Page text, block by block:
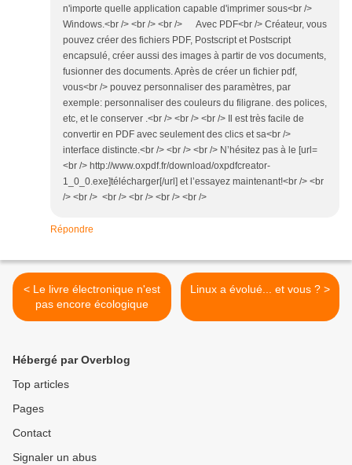
n'importe quelle application capable d'imprimer sous<br />
Windows.<br /> <br /> <br /> Avec PDF<br /> Créateur, vous
pouvez créer des fichiers PDF, Postscript et Postscript
encapsulé, créer aussi des images à partir de vos documents,
fusionner des documents. Après de créer un fichier pdf,
vous<br /> pouvez personnaliser des paramètres, par
exemple: personnaliser des couleurs du filigrane. des polices,
etc, et le conserver .<br /> <br /> <br /> Il est très facile de
convertir en PDF avec seulement des clics et sa<br />
interface distincte.<br /> <br /> <br /> N’hésitez pas à le [url=
<br /> http://www.oxpdf.fr/download/oxpdfcreator-
1_0_0.exe]télécharger[/url] et l’essayez maintenant!<br /> <br
/> <br /> <br /> <br /> <br /> <br />
Répondre
< Le livre électronique n'est
pas encore écologique
Linux a évolué... et vous ? >
Hébergé par Overblog
Top articles
Pages
Contact
Signaler un abus